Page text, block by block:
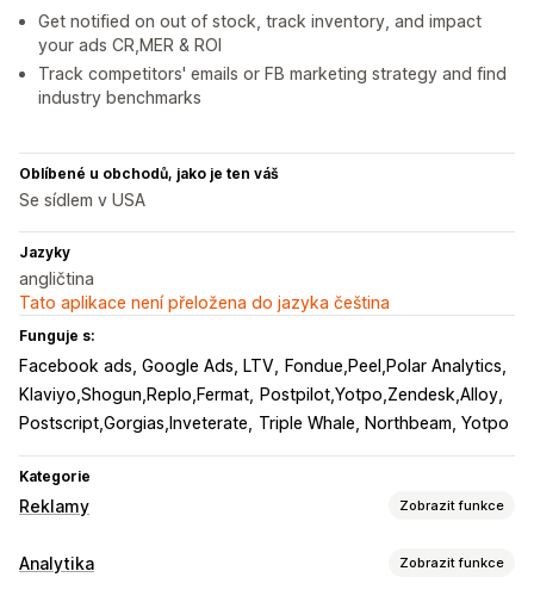
Get notified on out of stock, track inventory, and impact
your ads CR,MER & ROI
Track competitors' emails or FB marketing strategy and find
industry benchmarks
Oblíbené u obchodů, jako je ten váš
Se sídlem v USA
Jazyky
angličtina
Tato aplikace není přeložena do jazyka čeština
Funguje s:
Facebook ads, Google Ads, LTV
Fondue,Peel,Polar Analytics
Klaviyo,Shogun,Replo,Fermat
Postpilot,Yotpo,Zendesk,Alloy
Postscript,Gorgias,Inveterate
Triple Whale, Northbeam, Yotpo
Kategorie
Reklamy Zobrazit funkce
Cílení
Analytika Zobrazit funkce